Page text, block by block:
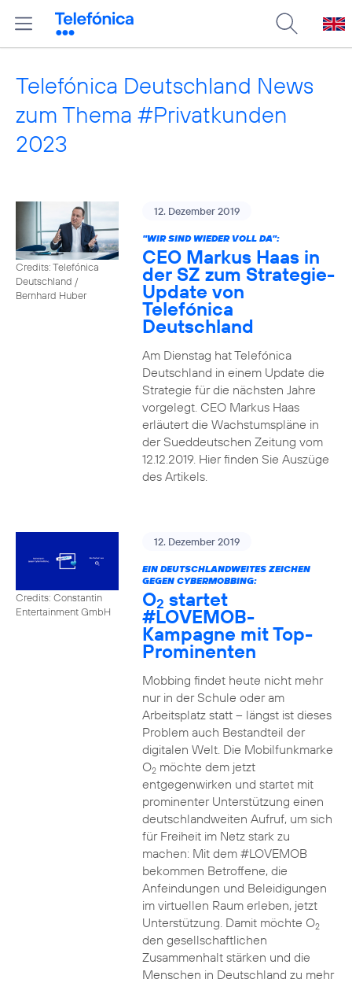
Telefónica Deutschland News
zum Thema #Privatkunden
2023
Credits: Telefónica
Deutschland /
Bernhard Huber
12. Dezember 2019
"WIR SIND WIEDER VOLL DA":
CEO Markus Haas in
der SZ zum Strategie-
Update von
Telefónica
Deutschland
Am Dienstag hat Telefónica
Deutschland in einem Update die
Strategie für die nächsten Jahre
vorgelegt. CEO Markus Haas
erläutert die Wachstumspläne in
der Sueddeutschen Zeitung vom
12.12.2019. Hier finden Sie Auszüge
des Artikels.
Credits: Constantin
Entertainment GmbH
12. Dezember 2019
EIN DEUTSCHLANDWEITES ZEICHEN
GEGEN CYBERMOBBING:
O2 startet
#LOVEMOB-
Kampagne mit Top-
Prominenten
Mobbing findet heute nicht mehr
nur in der Schule oder am
Arbeitsplatz statt – längst ist dieses
Problem auch Bestandteil der
digitalen Welt. Die Mobilfunkmarke
O2möchte dem jetzt
entgegenwirken und startet mit
prominenter Unterstützung einen
deutschlandweiten Aufruf, um sich
für Freiheit im Netz stark zu
machen: Mit dem #LOVEMOB
bekommen Betroffene, die
Anfeindungen und Beleidigungen
im virtuellen Raum erleben, jetzt
Unterstützung. Damit möchte O2
den gesellschaftlichen
Zusammenhalt stärken und die
Menschen in Deutschland zu mehr